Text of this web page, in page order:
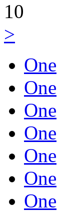
10
>
One
One
One
One
One
One
One